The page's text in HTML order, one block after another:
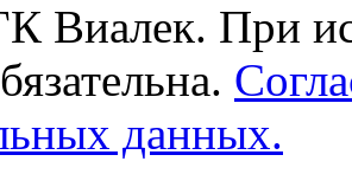
Виалек. При
данных.